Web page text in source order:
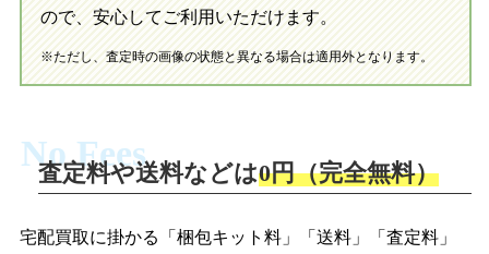
ので、安心してご利用いただけます。
※ただし、査定時の画像の状態と異なる場合は適用外となります。
No Fees
査定料や送料などは0円（完全無料）
宅配買取に掛かる「梱包キット料」「送料」「査定料」